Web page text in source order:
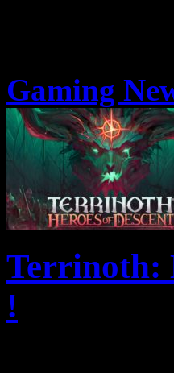
Gaming
Terrinoth:
!